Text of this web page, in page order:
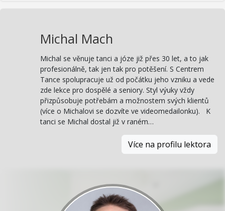
Michal Mach
Michal se věnuje tanci a józe již přes 30 let, a to jak
profesionálně, tak jen tak pro potěšení. S Centrem
Tance spolupracuje už od počátku jeho vzniku a vede
zde lekce pro dospělé a seniory. Styl výuky vždy
přizpůsobuje potřebám a možnostem svých klientů
(více o Michalovi se dozvíte ve videomedailonku). K
tanci se Michal dostal již v raném…
Více na profilu lektora